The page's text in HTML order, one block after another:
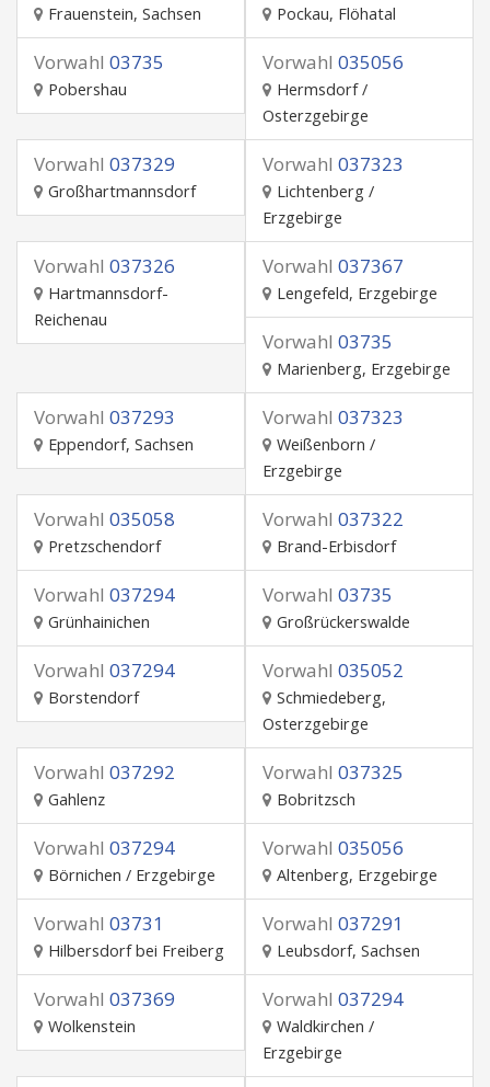
Frauenstein, Sachsen Pockau, Flöhatal
Vorwahl 03735
Pobershau
Vorwahl 035056
Hermsdorf /
Osterzgebirge
Vorwahl 037329
Großhartmannsdorf
Vorwahl 037323
Lichtenberg /
Erzgebirge
Vorwahl 037326
Hartmannsdorf-
Reichenau
Vorwahl 037367
Lengefeld, Erzgebirge
Vorwahl 03735
Marienberg, Erzgebirge
Vorwahl 037293
Eppendorf, Sachsen
Vorwahl 037323
Weißenborn /
Erzgebirge
Vorwahl 035058
Pretzschendorf
Vorwahl 037322
Brand-Erbisdorf
Vorwahl 037294
Grünhainichen
Vorwahl 03735
Großrückerswalde
Vorwahl 037294
Borstendorf
Vorwahl 035052
Schmiedeberg,
Osterzgebirge
Vorwahl 037292
Gahlenz
Vorwahl 037325
Bobritzsch
Vorwahl 037294
Börnichen / Erzgebirge
Vorwahl 035056
Altenberg, Erzgebirge
Vorwahl 03731
Hilbersdorf bei Freiberg
Vorwahl 037291
Leubsdorf, Sachsen
Vorwahl 037369
Wolkenstein
Vorwahl 037294
Waldkirchen /
Erzgebirge